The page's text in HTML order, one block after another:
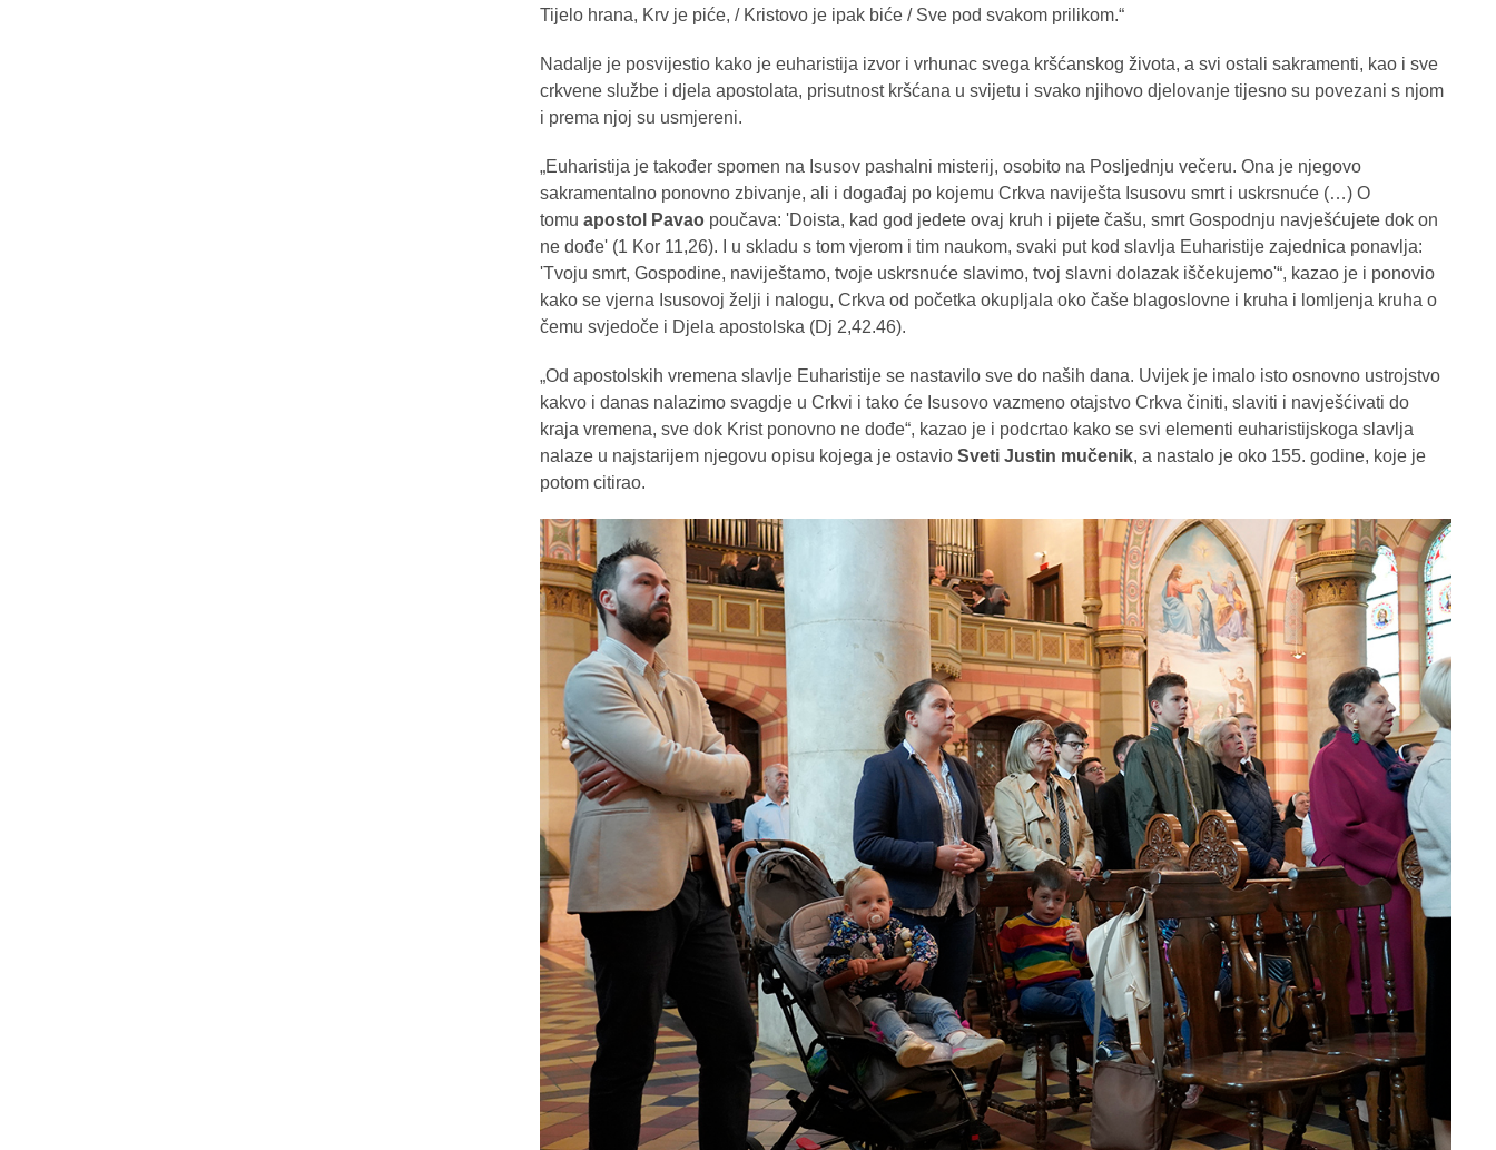
Tijelo hrana, Krv je piće, / Kristovo je ipak biće / Sve pod svakom prilikom.“
Nadalje je posvijestio kako je euharistija izvor i vrhunac svega kršćanskog života, a svi ostali sakramenti, kao i sve
crkvene službe i djela apostolata, prisutnost kršćana u svijetu i svako njihovo djelovanje tijesno su povezani s njom
i prema njoj su usmjereni.
„Euharistija je također spomen na Isusov pashalni misterij, osobito na Posljednju večeru. Ona je njegovo
sakramentalno ponovno zbivanje, ali i događaj po kojemu Crkva naviješta Isusovu smrt i uskrsnuće (…) O
tomu apostol Pavaopoučava: 'Doista, kad god jedete ovaj kruh i pijete čašu, smrt Gospodnju navješćujete dok on
ne dođe' (1 Kor 11,26). I u skladu s tom vjerom i tim naukom, svaki put kod slavlja Euharistije zajednica ponavlja:
'Tvoju smrt, Gospodine, naviještamo, tvoje uskrsnuće slavimo, tvoj slavni dolazak iščekujemo'“, kazao je i ponovio
kako se vjerna Isusovoj želji i nalogu, Crkva od početka okupljala oko čaše blagoslovne i kruha i lomljenja kruha o
čemu svjedoče i Djela apostolska (Dj 2,42.46).
„Od apostolskih vremena slavlje Euharistije se nastavilo sve do naših dana. Uvijek je imalo isto osnovno ustrojstvo
kakvo i danas nalazimo svagdje u Crkvi i tako će Isusovo vazmeno otajstvo Crkva činiti, slaviti i navješćivati do
kraja vremena, sve dok Krist ponovno ne dođe“, kazao je i podcrtao kako se svi elementi euharistijskoga slavlja
nalaze u najstarijem njegovu opisu kojega je ostavio Sveti Justin mučenik, a nastalo je oko 155. godine, koje je
potom citirao.